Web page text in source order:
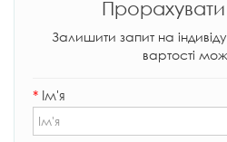
Прорахувати
Залишити запит на
вартості
* Ім'я